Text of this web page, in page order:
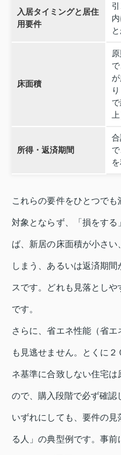
入居タイミングと居住
用要件
床面積
上
所得・返済期間
これらの要件をひとつで
対象とならず、「損をする
ば、新居の床面積が小さ
しまう、あるいは返済期
スです。どれも見落とし
です。
さらに、省エネ性能（省
も見逃せません。とくに
ネ基準に合致しない住宅
ので、購入段階で必ず確認
いずれにしても、要件の
る人」の典型例です。事